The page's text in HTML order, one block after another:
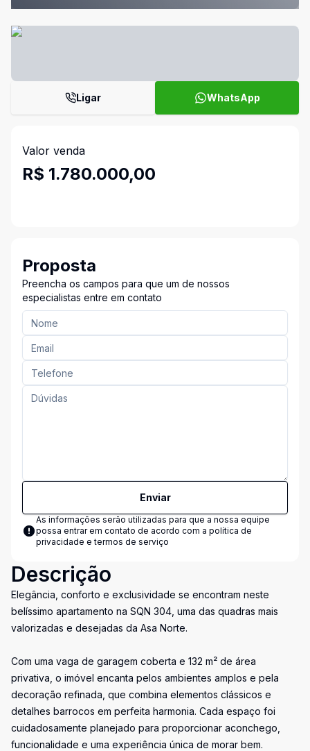
Ligar WhatsApp
Valor venda
R$ 1.780.000,00
Proposta
Preencha os campos para que um de nossos
especialistas entre em contato
Enviar
As informações serão utilizadas para que a nossa equipe
possa entrar em contato de acordo com a política de
privacidade e termos de serviço
Descrição
Elegância, conforto e exclusividade se encontram neste
belíssimo apartamento na SQN 304, uma das quadras mais
valorizadas e desejadas da Asa Norte.
Com uma vaga de garagem coberta e 132 m² de área
privativa, o imóvel encanta pelos ambientes amplos e pela
decoração refinada, que combina elementos clássicos e
detalhes barrocos em perfeita harmonia. Cada espaço foi
cuidadosamente planejado para proporcionar aconchego,
funcionalidade e uma experiência única de morar bem.